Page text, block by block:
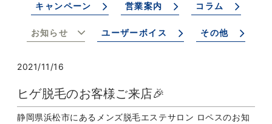
キャンペーン 営業案内 コラム
お知らせ ユーザーボイス その他
2021/11/16
ヒゲ脱毛のお客様ご来店🎉
静岡県浜松市にあるメンズ脱毛エステサロン ロペスのお知